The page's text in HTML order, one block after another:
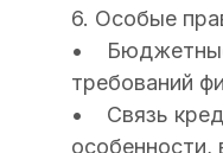
6. Особые
• Бюджетные
требований
• Связь
особенности,